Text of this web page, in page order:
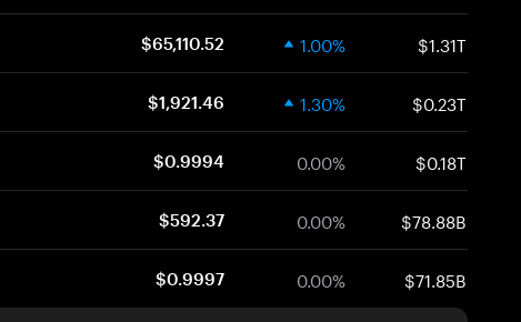
$65,110.52 1.00% $1.31T
$1,921.46 1.30% $0.23T
$0.9994 0.00% $0.18T
$592.37 0.00% $78.88B
$0.9997 0.00% $71.85B